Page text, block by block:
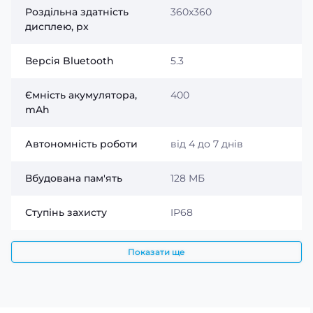
тренувань.
Роздільна здатність
дисплею, px
360x360
Версія Bluetooth 5.3
Ємність акумулятора,
mAh
400
Автономність роботи від 4 до 7 днів
Вбудована пам'ять 128 МБ
Ступінь захисту IP68
Показати ще